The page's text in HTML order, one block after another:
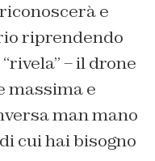
e
riprendendo
– il drone
massima e
man mano
cui hai bisogno